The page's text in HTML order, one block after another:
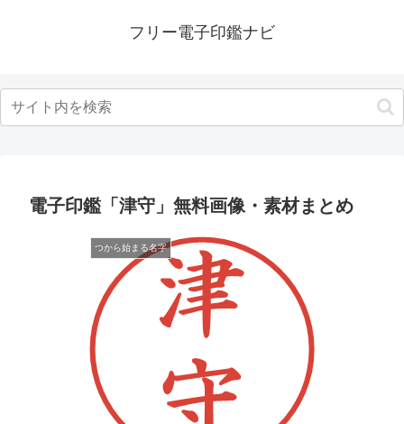
フリー電子印鑑ナビ
電子印鑑「津守」無料画像・素材まとめ
つから始まる名字